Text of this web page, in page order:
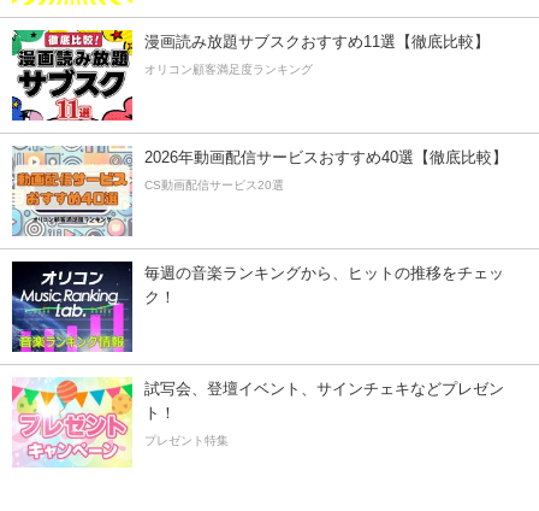
漫画読み放題サブスクおすすめ11選【徹底比較】
オリコン顧客満足度ランキング
2026年動画配信サービスおすすめ40選【徹底比較】
CS動画配信サービス20選
毎週の音楽ランキングから、ヒットの推移をチェッ
ク！
試写会、登壇イベント、サインチェキなどプレゼン
ト！
プレゼント特集